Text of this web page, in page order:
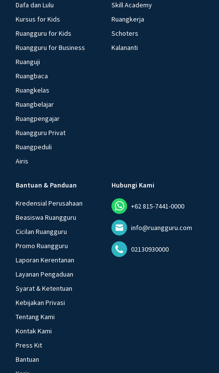
Dafa dan Lulu
Kursus for Kids
Ruangguru for Kids
Ruangguru for Business
Ruanguji
Ruangbaca
Ruangkelas
Ruangbelajar
Ruangpengajar
Ruangguru Privat
Ruangpeduli
Airis
Skill Academy
Ruangkerja
Schoters
Kalananti
Bantuan & Panduan
Kredensial Perusahaan
Beasiswa Ruangguru
Cicilan Ruangguru
Promo Ruangguru
Laporan Kerentanan
Layanan Pengaduan
Syarat & Ketentuan
Kebijakan Privasi
Tentang Kami
Kontak Kami
Press Kit
Bantuan
Hubungi Kami
+62 815-7441-0000
info@ruangguru.com
02130930000